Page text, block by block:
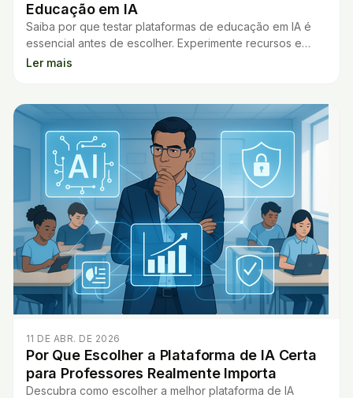
Educação em IA
Saiba por que testar plataformas de educação em IA é
essencial antes de escolher. Experimente recursos e
descubra o que faz diferença na prática.
Ler mais
11 DE ABR. DE 2026
Por Que Escolher a Plataforma de IA Certa
para Professores Realmente Importa
Descubra como escolher a melhor plataforma de IA